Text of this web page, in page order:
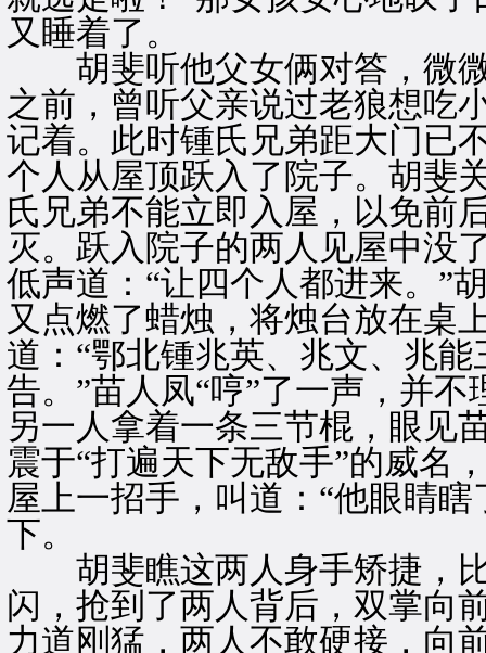
又睡着了。
胡斐听他父女俩对答，微微
之前，曾听父亲说过老狼想吃
记着。此时锺氏兄弟距大门已
个人从屋顶跃入了院子。胡斐
氏兄弟不能立即入屋，以免前
灭。跃入院子的两人见屋中没
低声道：“让四个人都进来。”
又点燃了蜡烛，将烛台放在桌
道：“鄂北锺兆英、兆文、兆
告。”苗人凤“哼”了一声，并
另一人拿着一条三节棍，眼见
震于“打遍天下无敌手”的威名
屋上一招手，叫道：“他眼睛
下。
胡斐瞧这两人身手矫捷，比
闪，抢到了两人背后，双掌向
力道刚猛，两人不敢硬接，向